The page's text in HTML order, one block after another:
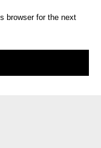
browser for the next